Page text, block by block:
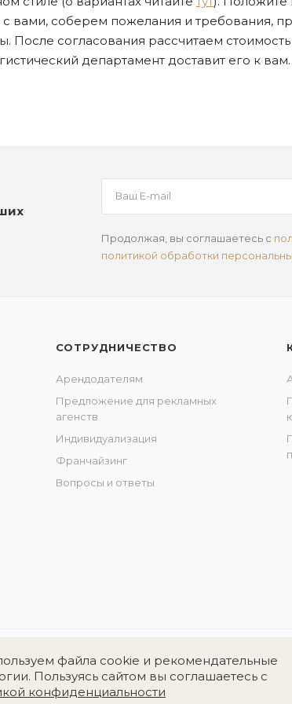
вами, соберем пожелания и требования,
согласования рассчитаем
департамент доставит его к вам.
Продолжая, вы соглашаетесь с
политикой обработки
СОТРУДНИЧЕСТВО
Арендодателям
Предложение для рекламных
агенств
Индивидуализация
Франчайзинг
Вопросы и ответы
файла cookie и рекомендательные
Пользуясь сайтом вы соглашаетесь с
конфиденциальности